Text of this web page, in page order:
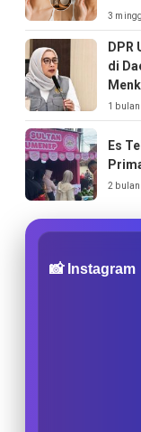
3
DPR
di
1
Es
2
📸 Instagram